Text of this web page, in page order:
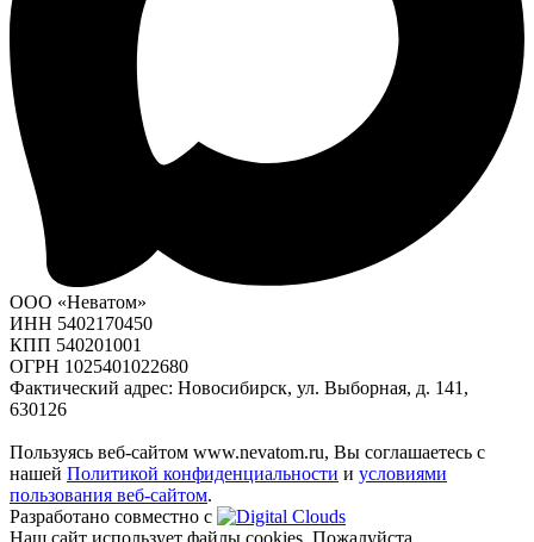
ООО «Неватом»
ИНН 5402170450
КПП 540201001
ОГРН 1025401022680
Фактический адрес: Новосибирск, ул. Выборная, д. 141,
630126
Пользуясь веб-сайтом www.nevatom.ru, Вы соглашаетесь с
нашей Политикой конфиденциальности и условиями
пользования веб-сайтом.
Разработано совместно с
Наш сайт использует файлы cookies. Пожалуйста,